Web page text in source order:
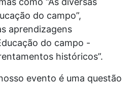
do campo”,
aprendizagens
do campo -
históricos”.
evento é uma questão